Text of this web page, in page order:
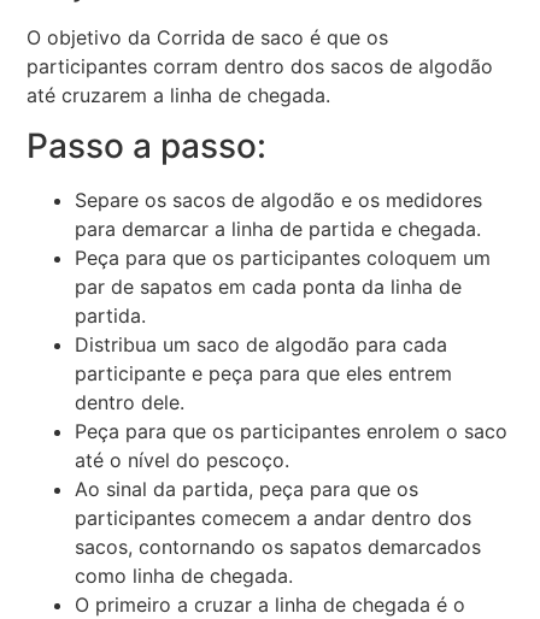
O objetivo da Corrida de saco é que os
participantes corram dentro dos sacos de algodão
até cruzarem a linha de chegada.
Passo a passo:
Separe os sacos de algodão e os medidores
para demarcar a linha de partida e chegada.
Peça para que os participantes coloquem um
par de sapatos em cada ponta da linha de
partida.
Distribua um saco de algodão para cada
participante e peça para que eles entrem
dentro dele.
Peça para que os participantes enrolem o saco
até o nível do pescoço.
Ao sinal da partida, peça para que os
participantes comecem a andar dentro dos
sacos, contornando os sapatos demarcados
como linha de chegada.
O primeiro a cruzar a linha de chegada é o